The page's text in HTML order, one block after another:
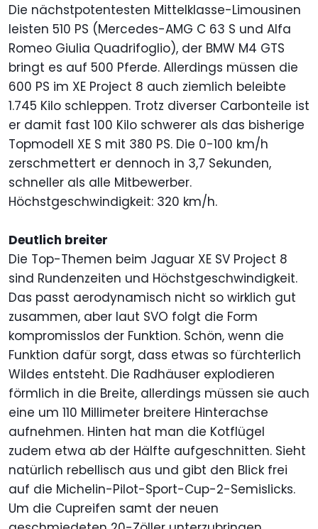
Die nächstpotentesten Mittelklasse-Limousinen
leisten 510 PS (Mercedes-AMG C 63 S und Alfa
Romeo Giulia Quadrifoglio), der BMW M4 GTS
bringt es auf 500 Pferde. Allerdings müssen die
600 PS im XE Project 8 auch ziemlich beleibte
1.745 Kilo schleppen. Trotz diverser Carbonteile ist
er damit fast 100 Kilo schwerer als das bisherige
Topmodell XE S mit 380 PS. Die 0-100 km/h
zerschmettert er dennoch in 3,7 Sekunden,
schneller als alle Mitbewerber.
Höchstgeschwindigkeit: 320 km/h.
Deutlich breiter
Die Top-Themen beim Jaguar XE SV Project 8
sind Rundenzeiten und Höchstgeschwindigkeit.
Das passt aerodynamisch nicht so wirklich gut
zusammen, aber laut SVO folgt die Form
kompromisslos der Funktion. Schön, wenn die
Funktion dafür sorgt, dass etwas so fürchterlich
Wildes entsteht. Die Radhäuser explodieren
förmlich in die Breite, allerdings müssen sie auch
eine um 110 Millimeter breitere Hinterachse
aufnehmen. Hinten hat man die Kotflügel
zudem etwa ab der Hälfte aufgeschnitten. Sieht
natürlich rebellisch aus und gibt den Blick frei
auf die Michelin-Pilot-Sport-Cup-2-Semislicks.
Um die Cupreifen samt der neuen